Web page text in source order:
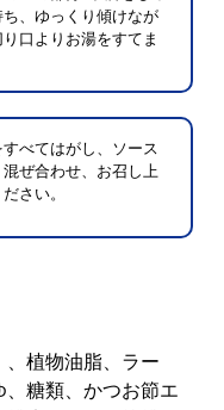
ち、ゆっくり傾けなが
り口よりお湯をすてま
すべてはがし、ソース
混ぜ合わせ、お召し上
さい。
植物油脂、ラー
、糖類、かつお節エ